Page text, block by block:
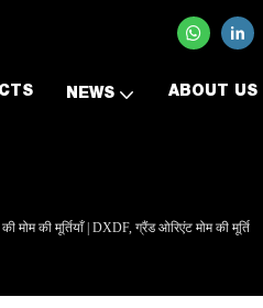
NEWS ABOUT US
की मोम की मूर्तियाँ | DXDF, ग्रैंड ओरिएंट मोम की मूर्ति